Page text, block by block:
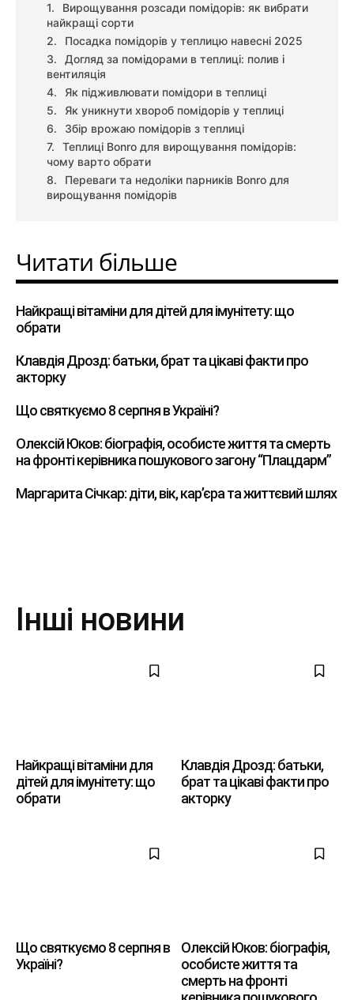
Вирощування розсади помідорів: як вибрати
найкращі сорти
Посадка помідорів у теплицю навесні 2025
Догляд за помідорами в теплиці: полив і
вентиляція
Як підживлювати помідори в теплиці
Як уникнути хвороб помідорів у теплиці
Збір врожаю помідорів з теплиці
Теплиці Bonro для вирощування помідорів:
чому варто обрати
Переваги та недоліки парників Bonro для
вирощування помідорів
Читати більше
Найкращі вітаміни для дітей для імунітету: що
обрати
Клавдія Дрозд: батьки, брат та цікаві факти про
акторку
Що святкуємо 8 серпня в Україні?
Олексій Юков: біографія, особисте життя та смерть
на фронті керівника пошукового загону “Плацдарм”
Маргарита Січкар: діти, вік, кар’єра та життєвий шлях
Інші новини
Найкращі вітаміни для
дітей для імунітету: що
обрати
Клавдія Дрозд: батьки,
брат та цікаві факти про
акторку
Що святкуємо 8 серпня в
Україні?
Олексій Юков: біографія,
особисте життя та
смерть на фронті